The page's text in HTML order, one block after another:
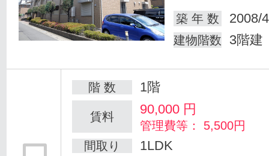
築 年 数
2008/
建物階数 3階建
階 数 1階
賃料 90,000 円
管理費等： 5,500円
間取り
1LDK